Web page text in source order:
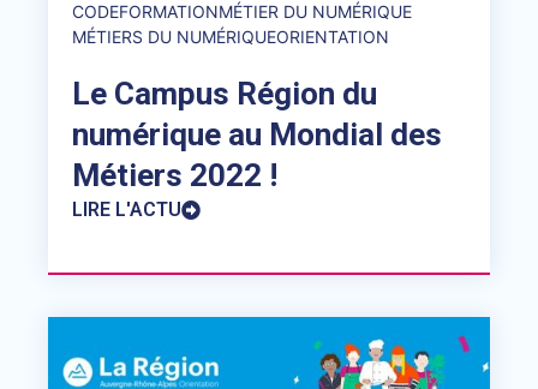
CODEFORMATIONMÉTIER DU NUMÉRIQUE
MÉTIERS DU NUMÉRIQUEORIENTATION
Le Campus Région du
numérique au Mondial des
Métiers 2022 !
LIRE L'ACTU